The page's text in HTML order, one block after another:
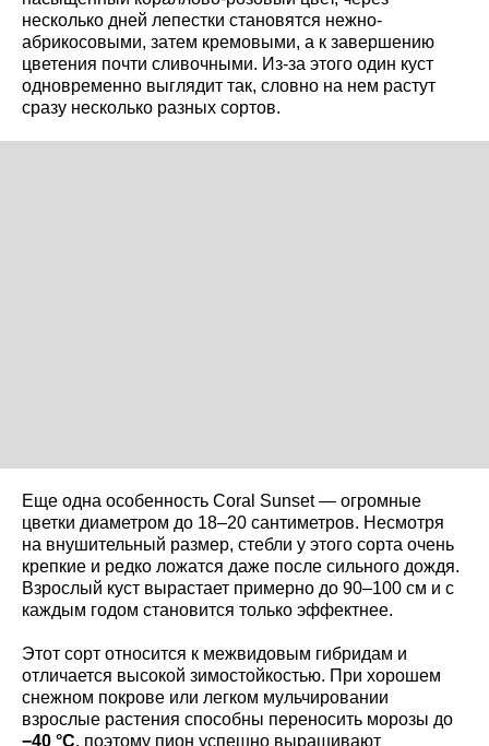
несколько дней лепестки становятся нежно-
абрикосовыми, затем кремовыми, а к завершению
цветения почти сливочными. Из-за этого один куст
одновременно выглядит так, словно на нем растут
сразу несколько разных сортов.
Еще одна особенность Coral Sunset — огромные
цветки диаметром до 18–20 сантиметров. Несмотря
на внушительный размер, стебли у этого сорта очень
крепкие и редко ложатся даже после сильного дождя.
Взрослый куст вырастает примерно до 90–100 см и с
каждым годом становится только эффектнее.
Этот сорт относится к межвидовым гибридам и
отличается высокой зимостойкостью. При хорошем
снежном покрове или легком мульчировании
взрослые растения способны переносить морозы до
−40 °C, поэтому пион успешно выращивают